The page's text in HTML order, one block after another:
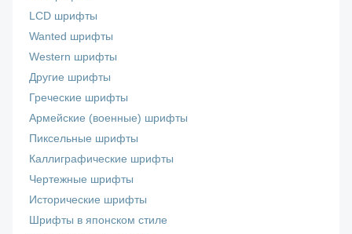
LCD шрифты
Wanted шрифты
Western шрифты
Другие шрифты
Греческие шрифты
Армейские (военные) шрифты
Пиксельные шрифты
Каллиграфические шрифты
Чертежные шрифты
Исторические шрифты
Шрифты в японском стиле